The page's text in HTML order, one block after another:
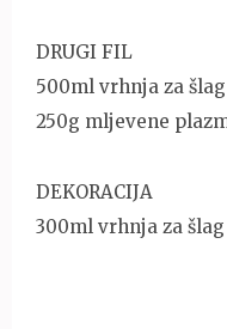
DRUGI FIL
500ml vrhnja za šlag
250g mljevene
DEKORACIJA
300ml vrhnja za šlag